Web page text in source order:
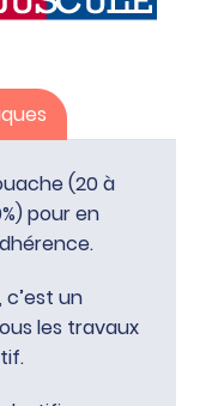
(20 à
pour en
c’est un
les travaux